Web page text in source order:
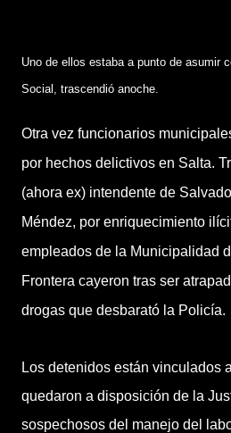
Uno de ellos estaba a punto de asumir
Social, trascendió anoche.
Otra vez funcionarios
por hechos delictivos en Salta.
(ahora ex) intendente de
Méndez, por enriquecimiento
empleados de la Municipalidad
Frontera cayeron tras ser
drogas que desbarató la Policía.
Los detenidos están vinculados
quedaron a disposición de la
sospechosos del manejo del